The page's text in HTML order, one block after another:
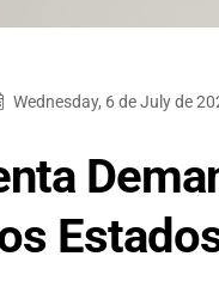
Wednesday, 6 de July de